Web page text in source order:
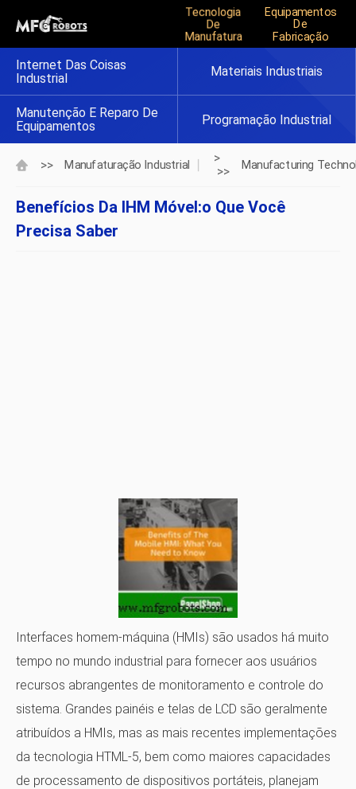
Tecnologia
De
Manufatura
Equipamentos
De
Fabricação
Internet Das Coisas
Industrial
Materiais Industriais
Manutenção E Reparo De
Equipamentos
Programação Industrial
>> Manufaturação Industrial
>
>>
Manufacturing
Benefícios Da IHM Móvel:o Que Você
Precisa Saber
Interfaces homem-máquina (HMIs) são usados ​​há muito
tempo no mundo industrial para fornecer aos usuários
recursos abrangentes de monitoramento e controle do
sistema. Grandes painéis e telas de LCD são geralmente
atribuídos a HMIs, mas as mais recentes implementações
da tecnologia HTML-5, bem como maiores capacidades
de processamento de dispositivos portáteis, planejam